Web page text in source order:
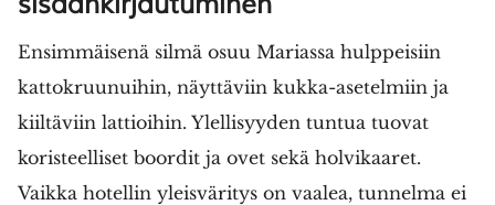
Ensimmäisenä silmä osuu Mariassa hulppeisiin
kattokruunuihin, näyttäviin kukka-asetelmiin ja
kiiltäviin lattioihin. Ylellisyyden tuntua tuovat
koristeelliset boordit ja ovet sekä holvikaaret.
Vaikka hotellin yleisväritys on vaalea, tunnelma ei